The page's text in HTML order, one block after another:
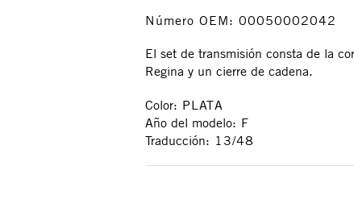
Número OEM: 00050002042
El set de transmisión consta de la
Regina y un cierre de cadena.
Color: PLATA
Año del modelo: F
Traducción: 13/48